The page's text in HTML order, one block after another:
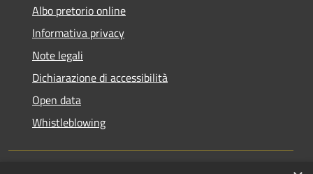
Albo pretorio online
Informativa privacy
Note legali
Dichiarazione di accessibilità
Open data
Whistleblowing